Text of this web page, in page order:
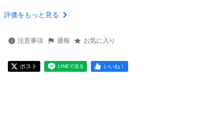
評価をもっと見る
注意事項 通報 お気に入り
ポスト LINEで送る いいね！